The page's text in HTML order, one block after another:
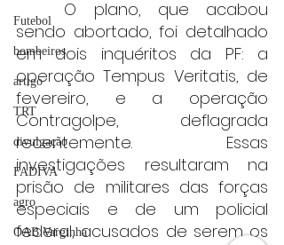
Futebol
bombeiros
artigo
TRT
divulgação
FADIVA
agro
OAB Varginha
sendo abortado, foi detalhado
em dois inquéritos da PF: a
operação Tempus Veritatis, de
fevereiro, e a operação
Contragolpe, deflagrada
recentemente. Essas
investigações resultaram na
prisão de militares das forças
especiais e de um policial
federal, acusados de serem os